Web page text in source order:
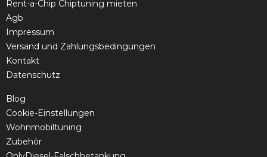
Rent-a-Chip Chiptuning mieten
Agb
Impressum
Versand und Zahlungsbedingungen
Kontakt
Datenschutz
Blog
Cookie-Einstellungen
Wohnmobiltuning
Zubehör